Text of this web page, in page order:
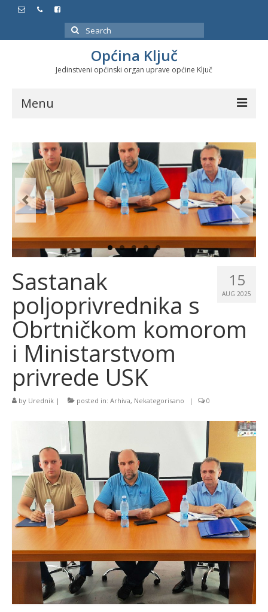
Search
for:
Općina Ključ
Jedinstveni općinski organ uprave općine Ključ
Menu
Službeni glasnici
Javne nabavke
Značajni datumi i manifestacije
Program energetske efikasnosti u stambenom
sektoru
15
AUG 2025
Sastanak
poljoprivrednika s
Obrtničkom komorom
i Ministarstvom
privrede USK
by Urednik | posted in: Arhiva, Nekategorisano | 0